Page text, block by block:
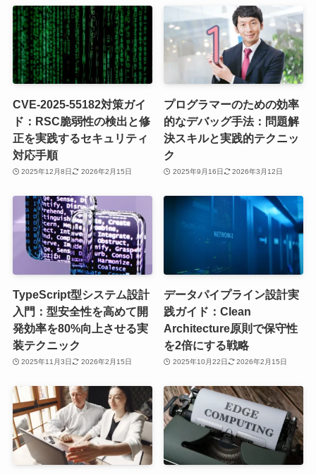
CVE-2025-55182対策ガイ
ド：RSC脆弱性の検出と修
正を実践するセキュリティ
対応手順
2025年12月8日 2026年2月15日
プログラマーのための効率
的なデバッグ手法：問題解
決スキルと実践的テクニッ
ク
2025年9月16日 2026年3月12日
TypeScript型システム設計
入門：型安全性を高めて開
発効率を80%向上させる実
装テクニック
2025年11月3日 2026年2月15日
データパイプライン設計実
践ガイド：Clean
Architecture原則で保守性
を2倍にする戦略
2025年10月22日 2026年2月15日